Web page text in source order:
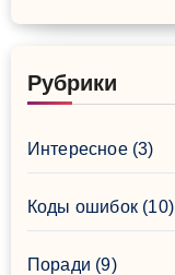
Рубрики
Интересное(3)
Коды ошибок(10)
Поради (9)